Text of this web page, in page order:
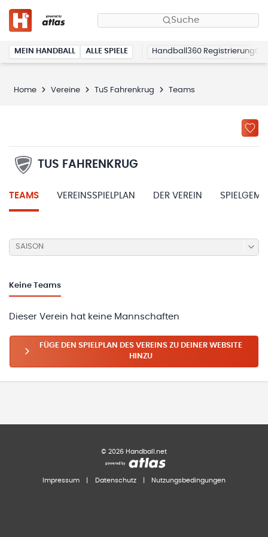
Suche
MEIN HANDBALL ALLE SPIELE Handball360 Registrierung
Home Vereine TuS Fahrenkrug Teams
TUS FAHRENKRUG
TEAMS VEREINSSPIELPLAN DER VEREIN
SAISON
Keine Teams
Dieser Verein hat keine Mannschaften
FÜGE DEN SPIELPLAN DES VEREINS ZU DEINER WEBSITE
HINZU
© 2026 Handball.net
Impressum Datenschutz Nutzungsbedingungen